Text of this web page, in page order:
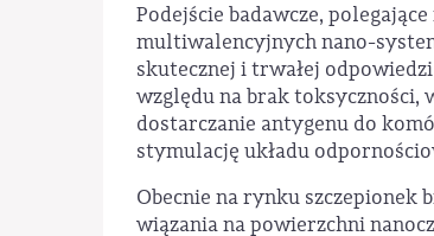
Podejście badawcze,
multiwalencyjnych nano-
skutecznej i trwałej
względu na brak toksyczności,
dostarczanie antygenu do
stymulację układu
Obecnie na rynku
wiązania na powierzchni